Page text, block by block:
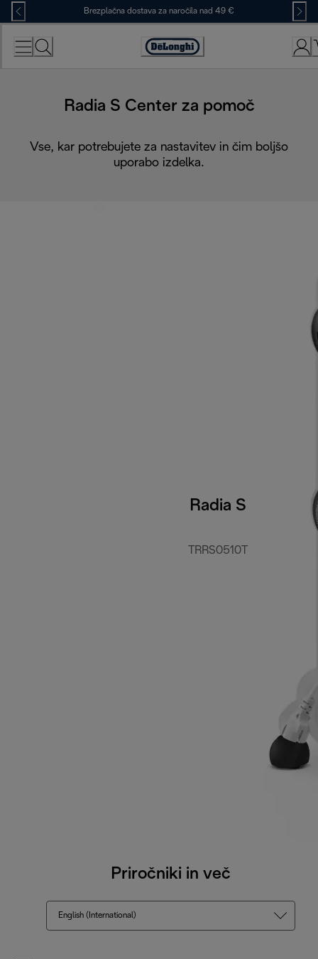
Skip
to
Content
Brezplačna dostava za naročila nad 49 €
Accessibility
Radia S Center za pomoč
Vse, kar potrebujete za nastavitev in čim boljšo
uporabo izdelka.
Radia S
TRRS0510T
Priročniki in več
English (International)